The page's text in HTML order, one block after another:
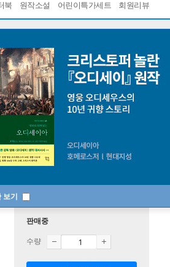
북 원작소설 어린이특가세트 회원리뷰
보기
of Nine Perfect Strangers
판매중
수량